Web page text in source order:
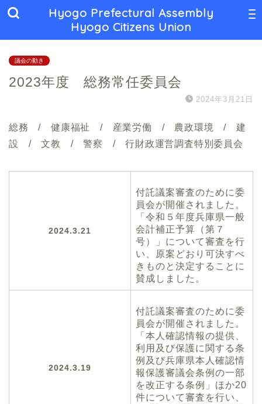
Hyogo Prefectural Assembly
Hyogo Citizens Union
議会の動き
2023年度 総務常任委員会
2024年3月21日
総務 / 健康福祉 / 産業労働 / 農政環境 / 建
設 / 文教 / 警察 / 行財政運営調査特別委員会
2024.3.21
付託議案審査のために委
員会が開催されました。
「令和５年度兵庫県一般
会計補正予算（第７
号）」について審査を行
い、原案どおり可決すべ
きものと決定することに
賛成しました。
2024.3.19
付託議案審査のために委
員会が開催されました。
「本人確認情報の提供、
利用及び保護に関する条
例及び兵庫県本人確認情
報保護審議会条例の一部
を改正する条例」ほか20
件について審査を行い、